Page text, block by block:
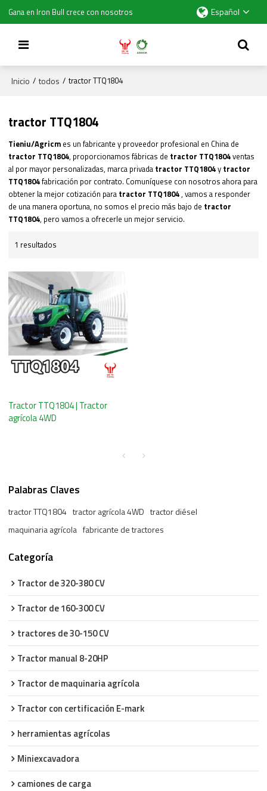
Gana en Iron Bull crece con nosotros Español
Inicio / todos / tractor TTQ1804
tractor TTQ1804
Tieniu/Agricm es un fabricante y proveedor profesional en China de
tractor TTQ1804, proporcionamos fábricas de tractor TTQ1804ventas
al por mayor personalizadas, marca privada tractor TTQ1804y tractor
TTQ1804fabricación por contrato. Comuníquese con nosotros ahora para
obtener la mejor cotización para tractor TTQ1804, vamos a responder
de una manera oportuna, no somos el precio más bajo de tractor
TTQ1804, pero vamos a ofrecerle un mejor servicio.
1 resultados
Tractor TTQ1804 | Tractor
agrícola 4WD
Palabras Claves
tractor TTQ1804 tractor agrícola 4WD tractor diésel
maquinaria agrícola fabricante de tractores
Categoría
Tractor de 320-380 CV
Tractor de 160-300 CV
tractores de 30-150 CV
Tractor manual 8-20HP
Tractor de maquinaria agrícola
Tractor con certificación E-mark
herramientas agrícolas
Miniexcavadora
camiones de carga